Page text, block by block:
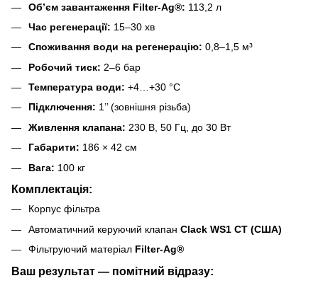
Обʼєм завантаження Filter-Ag®: 113,2 л
Час регенерації: 15–30 хв
Споживання води на регенерацію: 0,8–1,5 м³
Робочий тиск: 2–6 бар
Температура води: +4…+30 °C
Підключення: 1’’ (зовнішня різьба)
Живлення клапана: 230 В, 50 Гц, до 30 Вт
Габарити: 186 × 42 см
Вага: 100 кг
Комплектація:
Корпус фільтра
Автоматичний керуючий клапан Clack WS1 СТ (США)
Фільтруючий матеріал Filter-Ag®
Ваш результат — помітний відразу: